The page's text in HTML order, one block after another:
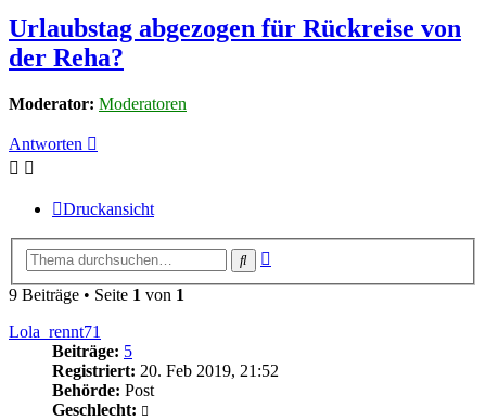
Urlaubstag abgezogen für Rückreise von
der Reha?
Moderator: Moderatoren
Antworten
Druckansicht
Suche
9 Beiträge • Seite 1 von 1
Lola_rennt71
Beiträge: 5
Registriert: 20. Feb 2019, 21:52
Behörde: Post
Geschlecht: